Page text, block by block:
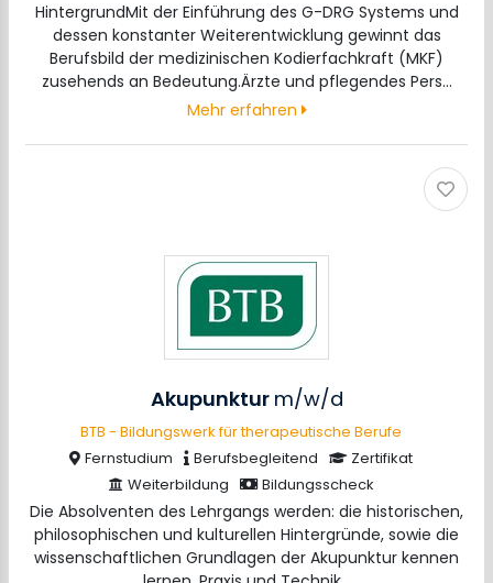
HintergrundMit der Einführung des G-DRG Systems und
dessen konstanter Weiterentwicklung gewinnt das
Berufsbild der medizinischen Kodierfachkraft (MKF)
zusehends an Bedeutung.Ärzte und pflegendes Pers…
Mehr erfahren
Akupunktur m/w/d
BTB - Bildungswerk für therapeutische Berufe
Fernstudium
Berufsbegleitend
Zertifikat
Weiterbildung
Bildungsscheck
Die Absolventen des Lehrgangs werden: die historischen,
philosophischen und kulturellen Hintergründe, sowie die
wissenschaftlichen Grundlagen der Akupunktur kennen